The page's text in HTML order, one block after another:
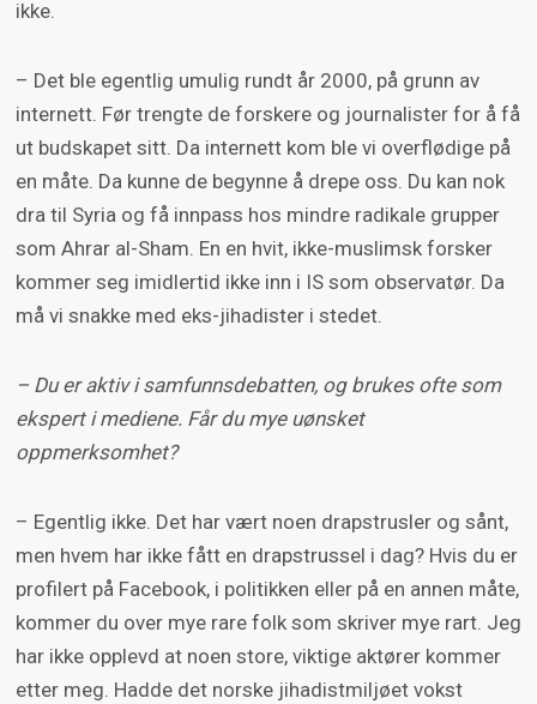
ikke.
– Det ble egentlig umulig rundt år 2000, på grunn av
internett. Før trengte de forskere og journalister for å få
ut budskapet sitt. Da internett kom ble vi overflødige på
en måte. Da kunne de begynne å drepe oss. Du kan nok
dra til Syria og få innpass hos mindre radikale grupper
som Ahrar al-Sham. En en hvit, ikke-muslimsk forsker
kommer seg imidlertid ikke inn i IS som observatør. Da
må vi snakke med eks-jihadister i stedet.
– Du er aktiv i samfunnsdebatten, og brukes ofte som
ekspert i mediene. Får du mye uønsket
oppmerksomhet?
– Egentlig ikke. Det har vært noen drapstrusler og sånt,
men hvem har ikke fått en drapstrussel i dag? Hvis du er
profilert på Facebook, i politikken eller på en annen måte,
kommer du over mye rare folk som skriver mye rart. Jeg
har ikke opplevd at noen store, viktige aktører kommer
etter meg. Hadde det norske jihadistmiljøet vokst